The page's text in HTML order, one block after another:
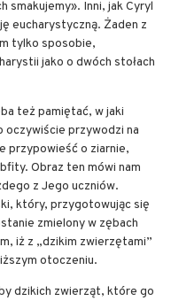
smakujemy». Inni, jak Cyryl
eucharystyczną. Żaden z
tylko sposobie,
jako o dwóch stołach
też pamiętać, w jaki
oczywiście przywodzi na
przypowieść o ziarnie,
Obraz ten mówi nam
z Jego uczniów.
który, przygotowując się
zmielony w zębach
iż z „dzikim zwierzętami”
otoczeniu.
dzikich zwierząt, które go